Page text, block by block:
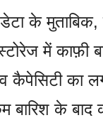
के मुताबिक,
में काफ़ी
कैपेसिटी का
बारिश के बाद